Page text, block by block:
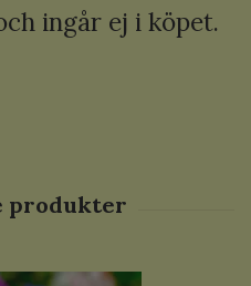
ingår ej i köpet.